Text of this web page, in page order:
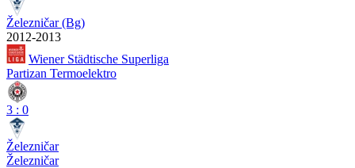
Železničar (Bg)
2012-2013
Wiener Städtische Superliga
Partizan Termoelektro
3 : 0
Železničar
Železničar